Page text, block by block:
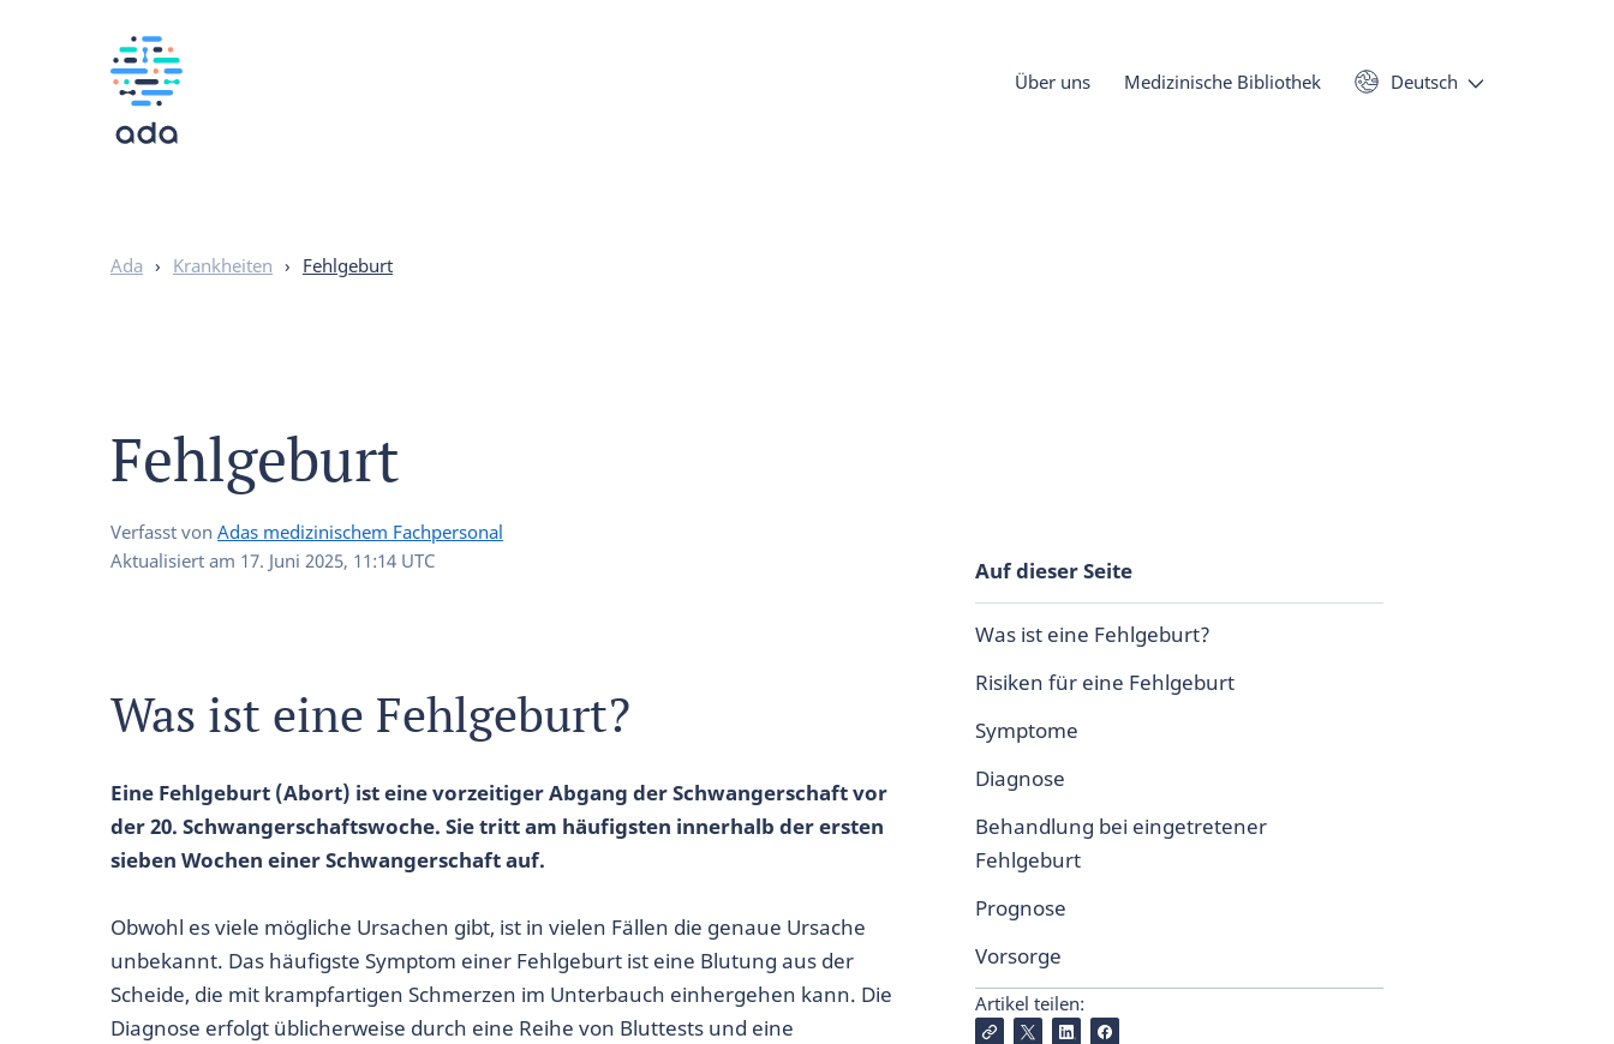
Über uns Medizinische Bibliothek Deutsch
Ada › Krankheiten › Fehlgeburt
Fehlgeburt
Verfasst von Adas medizinischem Fachpersonal
Aktualisiert am 17. Juni 2025, 11:14 UTC Auf dieser Seite
Was ist eine Fehlgeburt?
Risiken für eine Fehlgeburt
Symptome
Diagnose
Behandlung bei eingetretener
Fehlgeburt
Prognose
Vorsorge
Artikel teilen:
Was ist eine Fehlgeburt?
Eine Fehlgeburt (Abort) ist eine vorzeitiger Abgang der Schwangerschaft vor
der 20. Schwangerschaftswoche. Sie tritt am häufigsten innerhalb der ersten
sieben Wochen einer Schwangerschaft auf.
Obwohl es viele mögliche Ursachen gibt, ist in vielen Fällen die genaue Ursache
unbekannt. Das häufigste Symptom einer Fehlgeburt ist eine Blutung aus der
Scheide, die mit krampfartigen Schmerzen im Unterbauch einhergehen kann. Die
Diagnose erfolgt üblicherweise durch eine Reihe von Bluttests und eine